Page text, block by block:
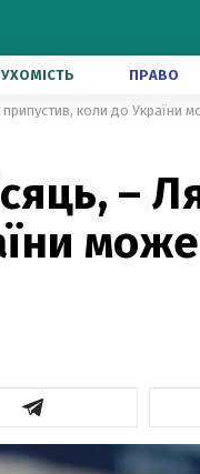
ПРАВО
коли до України
–
може